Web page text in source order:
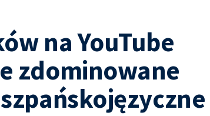
na YouTube
zdominowane